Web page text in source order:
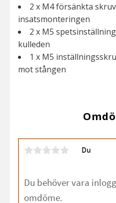
2 x M4 försänkta
insatsmonteringen
2 x M5
kulleden
1 x M5
mot stången
Du